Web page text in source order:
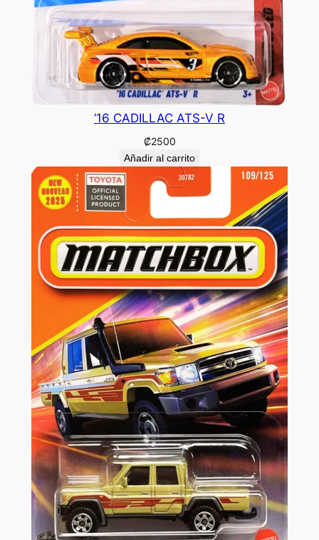
’16 CADILLAC ATS-V R
₡2500
Añadir al carrito